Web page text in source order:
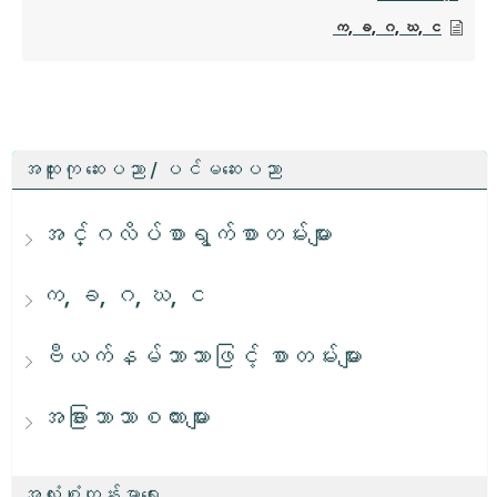
အထူးကု ဆေးပညာ / ပင်မဆေးပညာ
အင်္ဂလိပ်စာရွက်စာတမ်းများ
က, ခ, ဂ, ဃ, င
ဗီယက်နမ်ဘာသာဖြင့် စာတမ်းများ
အခြားဘာသာစကားများ
က, ခ, ဂ, ဃ, င